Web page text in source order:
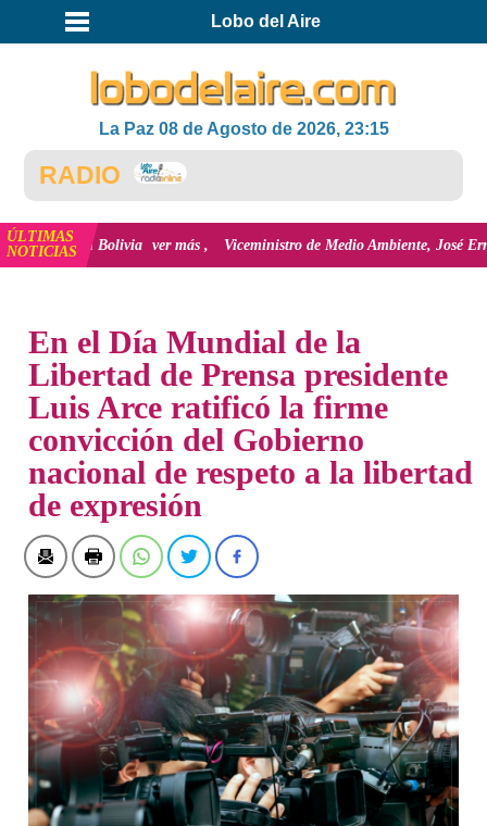
Lobo del Aire
La Paz 08 de Agosto de 2026, 23:15
ÚLTIMAS
NOTICIAS
en Bolivia ver más Viceministro de Medio Ambiente, José Ernesto
En el Día Mundial de la
Libertad de Prensa presidente
Luis Arce ratificó la firme
convicción del Gobierno
nacional de respeto a la libertad
de expresión